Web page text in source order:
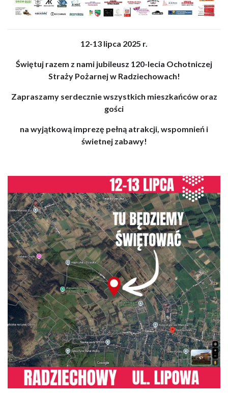
12-13 lipca 2025 r.
Świętuj razem z nami jubileusz 120-lecia Ochotniczej
Straży Pożarnej w Radziechowach!
Zapraszamy serdecznie wszystkich mieszkańców oraz
gości
na wyjątkową imprezę pełną atrakcji, wspomnień i
świetnej zabawy!